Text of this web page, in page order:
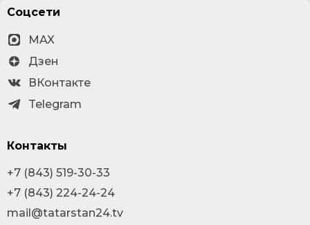
Соцсети
MAX
Дзен
ВКонтакте
Telegram
Контакты
+7 (843) 519-30-33
+7 (843) 224-24-24
mail@tatarstan24.tv